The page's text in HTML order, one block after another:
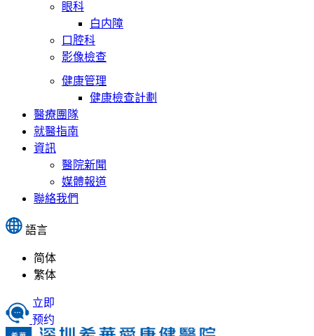
眼科
白内障
口腔科
影像檢查
健康管理
健康檢查計劃
醫療團隊
就醫指南
資訊
醫院新聞
媒體報道
聯絡我們
語言
简体
繁体
立即
预约